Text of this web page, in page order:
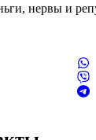
нервы и